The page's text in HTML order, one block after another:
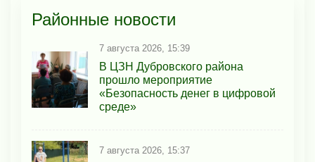
Районные новости
7 августа 2026, 15:39
В ЦЗН Дубровского района
прошло мероприятие
«Безопасность денег в цифровой
среде»
7 августа 2026, 15:37